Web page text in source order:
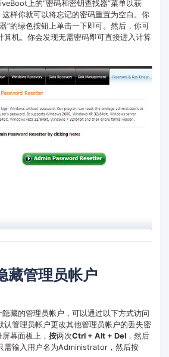
上的“密码和密钥查找器”菜单以获
这样你就可以将忘记的密码重置为空白。你
”的绿色按钮上单击一下即可。然后，你可
算机。你会发现无需密码即可直接进入计算
藏管理员帐户
藏的管理员帐户，可以通过以下方式访问
认管理员帐户更改其他管理员帐户的丢失密
幕面板上， 按两次Ctrl + Alt + Del，然后
需输入用户名为Administrator，然后按